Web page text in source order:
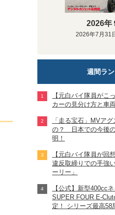
2026年
2026年7月31
週間ラ
【元白バイ隊員がこ
カーの見分け方と車
「走る宝石」MVア
の？ 日本での今後
明！
【元白バイ隊員が回
違反取締りでの手強
ーリー」
【公式】新型400cc
SUPER FOUR E-
定！ シリーズ最高58